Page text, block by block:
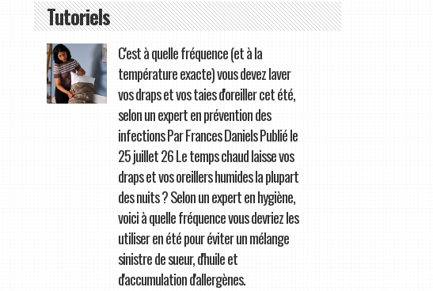
Tutoriels
C'est à quelle fréquence (et à la
température exacte) vous devez laver
vos draps et vos taies d'oreiller cet été,
selon un expert en prévention des
infections Par Frances Daniels Publié le
25 juillet 26 Le temps chaud laisse vos
draps et vos oreillers humides la plupart
des nuits ? Selon un expert en hygiène,
voici à quelle fréquence vous devriez les
utiliser en été pour éviter un mélange
sinistre de sueur, d'huile et
d'accumulation d'allergènes.